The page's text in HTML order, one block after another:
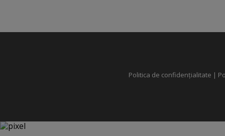
Politica de confidențialitate |